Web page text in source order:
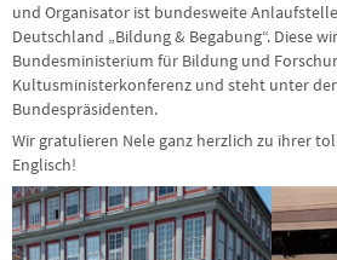
und Organisator ist bundesweite
Deutschland „Bildung & Begabung“. Diese
Bundesministerium für Bildung und
Kultusministerkonferenz und steht unter
Bundespräsidenten.
Wir gratulieren Nele ganz herzlich zu ihrer
Englisch!